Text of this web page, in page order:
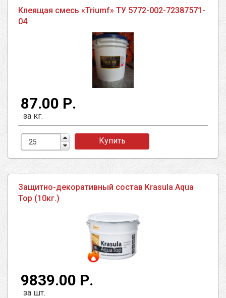
Клеящая смесь «Triumf» ТУ 5772-002-72387571-
04
87.00 Р.
за кг.
Купить
Защитно-декоративный состав Krasula Aqua
Top (10кг.)
9839.00 Р.
за шт.